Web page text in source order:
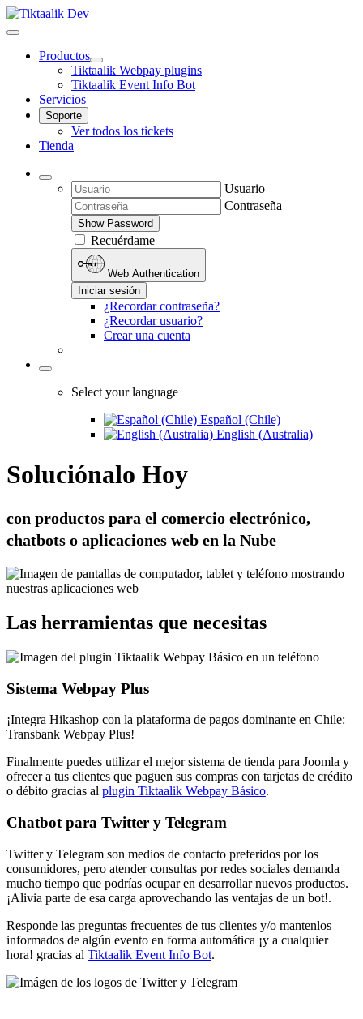
Productos
Tiktaalik Webpay plugins
Tiktaalik Event Info Bot
Servicios
Soporte
Ver todos los tickets
Tienda
Usuario
Contraseña
Show Password
Recuérdame
Web Authentication
Iniciar sesión
¿Recordar contraseña?
¿Recordar usuario?
Crear una cuenta
Select your language
Español (Chile)
English (Australia)
Soluciónalo Hoy
con productos para el comercio electrónico,
chatbots o aplicaciones web en la Nube
Las herramientas que necesitas
Sistema Webpay Plus
¡Integra Hikashop con la plataforma de pagos dominante en Chile:
Transbank Webpay Plus!
Finalmente puedes utilizar el mejor sistema de tienda para Joomla y
ofrecer a tus clientes que paguen sus compras con tarjetas de crédito
o débito gracias al plugin Tiktaalik Webpay Básico.
Chatbot para Twitter y Telegram
Twitter y Telegram son medios de contacto preferidos por los
consumidores, pero atender consultas por redes sociales demanda
mucho tiempo que podrías ocupar en desarrollar nuevos productos.
¡Alivia parte de esa carga aprovechando las ventajas de un bot!.
Responde las preguntas frecuentes de tus clientes y/o mantenlos
informados de algún evento en forma automática ¡y a cualquier
hora! gracias al Tiktaalik Event Info Bot.